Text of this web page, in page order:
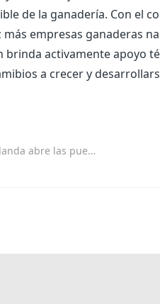
de la ganadería. Con el
empresas ganaderas
activamente apoyo
a crecer y
a una vida saludable